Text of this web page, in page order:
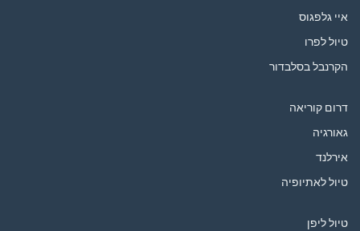
איי גלפגוס
טיול לפרו
הקרנבל בסלבדור
דרום קוריאה
גאורגיה
אירלנד
טיול לאתיופיה
טיול ליפן